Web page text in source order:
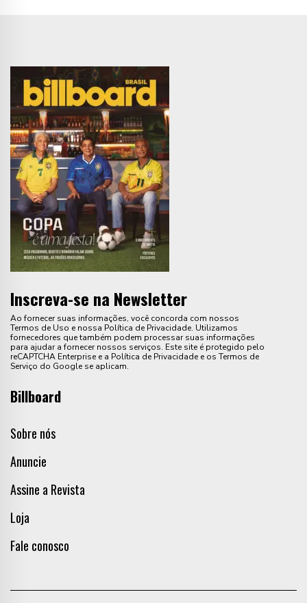
Inscreva-se na Newsletter
Ao fornecer suas informações, você concorda com nossos
Termos de Uso e nossa Política de Privacidade. Utilizamos
fornecedores que também podem processar suas informações
para ajudar a fornecer nossos serviços. Este site é protegido pelo
reCAPTCHA Enterprise e a Política de Privacidade e os Termos de
Serviço do Google se aplicam.
Billboard
Sobre nós
Anuncie
Assine a Revista
Loja
Fale conosco